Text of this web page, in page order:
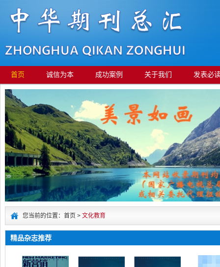
首页 诚信为本 成功案例 关于我们 发表必
您当前的位置：首页 > 文化教育
精品杂志推荐